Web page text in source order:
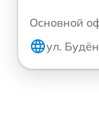
Основной
ул.